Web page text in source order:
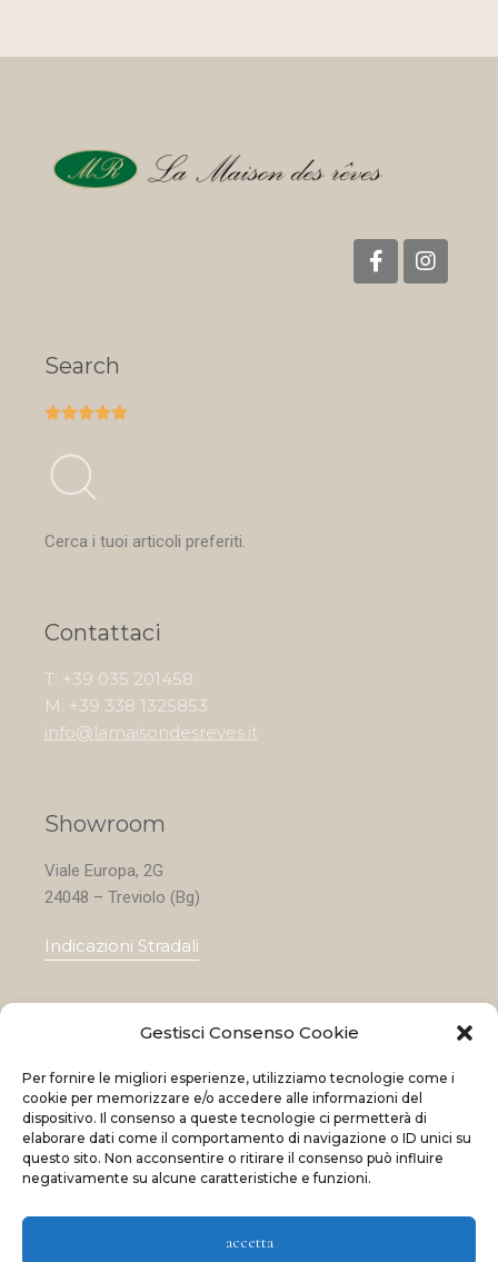
Gestisci Consenso Cookie
Per fornire le migliori esperienze, utilizziamo tecnologie come i
cookie per memorizzare e/o accedere alle informazioni del
dispositivo. Il consenso a queste tecnologie ci permetterà di
elaborare dati come il comportamento di navigazione o ID unici su
questo sito. Non acconsentire o ritirare il consenso può influire
negativamente su alcune caratteristiche e funzioni.
accetta
Search

Cerca i tuoi articoli preferiti.
Contattaci
T: +39 035 201458
M: +39 338 1325853
info@lamaisondesreves.it
Showroom
Viale Europa, 2G
24048 – Treviolo (Bg)
Indicazioni Stradali
Le nostre collezioni
Contatti
Negozi